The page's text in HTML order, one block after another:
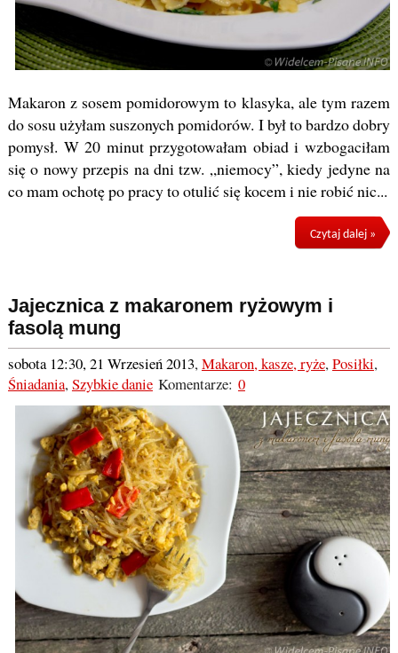
Makaron z sosem pomidorowym to klasyka, ale tym razem
do sosu użyłam suszonych pomidorów. I był to bardzo dobry
pomysł. W 20 minut przygotowałam obiad i wzbogaciłam
się o nowy przepis na dni tzw. „niemocy”, kiedy jedyne na
co mam ochotę po pracy to otulić się kocem i nie robić nic...
Czytaj dalej »
Jajecznica z makaronem ryżowym i
fasolą mung
sobota 12:30, 21 Wrzesień 2013, Makaron, kasze, ryże, Posiłki,
Śniadania, Szybkie danieKomentarze: 0